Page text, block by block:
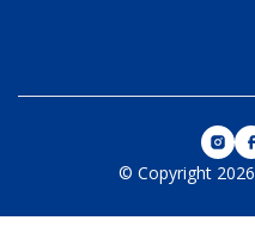
© Copyright 2026